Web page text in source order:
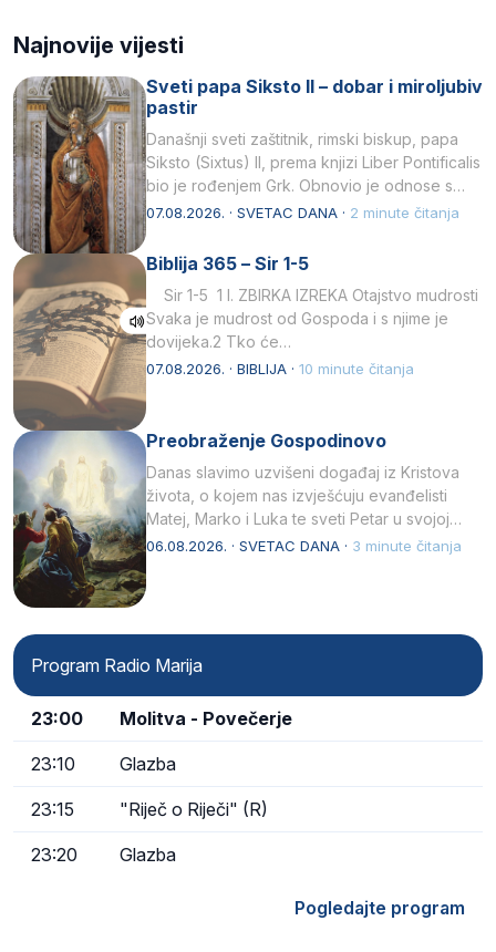
Najnovije vijesti
Sveti papa Siksto II – dobar i miroljubiv
pastir
Današnji sveti zaštitnik, rimski biskup, papa
Siksto (Sixtus) II, prema knjizi Liber Pontificalis
bio je rođenjem Grk. Obnovio je odnose s
afričkim…
07.08.2026. · SVETAC DANA · 2 minute čitanja
Biblija 365 – Sir 1-5
Sir 1-5 1 I. ZBIRKA IZREKA Otajstvo mudrosti
Svaka je mudrost od Gospoda i s njime je
dovijeka.2 Tko će…
07.08.2026. · BIBLIJA · 10 minute čitanja
Preobraženje Gospodinovo
Danas slavimo uzvišeni događaj iz Kristova
života, o kojem nas izvješćuju evanđelisti
Matej, Marko i Luka te sveti Petar u svojoj
drugoj…
06.08.2026. · SVETAC DANA · 3 minute čitanja
Program Radio Marija
23:00 Molitva - Povečerje
23:10 Glazba
23:15 "Riječ o Riječi" (R)
23:20 Glazba
Pogledajte program